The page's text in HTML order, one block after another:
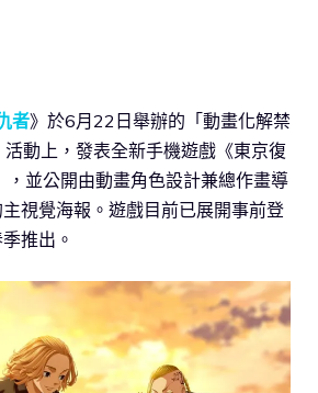
者》於6月22日舉辦的「動畫化解禁
動上，發表全新手機遊戲《東京復
並公開由動畫角色設計兼總作畫導
視覺海報。遊戲目前已展開事前登
推出。